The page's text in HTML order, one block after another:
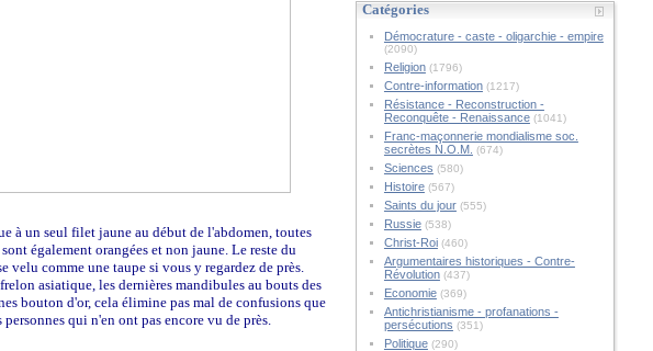
à un seul filet jaune au début de l'abdomen, toutes
également orangées et non jaune. Le reste du
velu comme une taupe si vous y regardez de près.
asiatique, les dernières mandibules au bouts des
bouton d'or, cela élimine pas mal de confusions que
qui n'en ont pas encore vu de près.
Catégories
Démocrature - caste - oligarchie - empire
(2090)
Religion(1796)
Contre-information(1217)
Résistance - Reconstruction -
Reconquête - Renaissance(1041)
Franc-maçonnerie mondialisme soc.
secrètes N.O.M. (674)
Sciences (580)
Histoire(567)
Saints du jour(555)
Russie(538)
Christ-Roi(460)
Argumentaires historiques - Contre-
Révolution(437)
Economie(369)
Antichristianisme - profanations -
persécutions (351)
Politique(290)